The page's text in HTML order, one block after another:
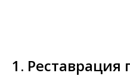
1. Реставрация